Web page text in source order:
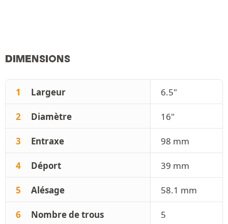
DIMENSIONS
1 Largeur 6.5"
2 Diamètre 16"
3 Entraxe 98 mm
4 Déport 39 mm
5 Alésage 58.1 mm
6 Nombre de trous 5